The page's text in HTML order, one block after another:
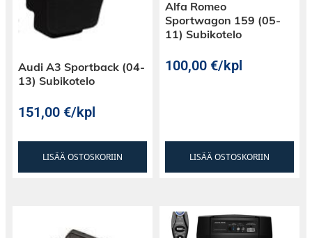
Audi A3 Sportback (04-
13) Subikotelo
151,00€/kpl
LISÄÄ OSTOSKORIIN
Alfa Romeo
Sportwagon 159 (05-
11) Subikotelo
100,00€/kpl
LISÄÄ OSTOSKORIIN